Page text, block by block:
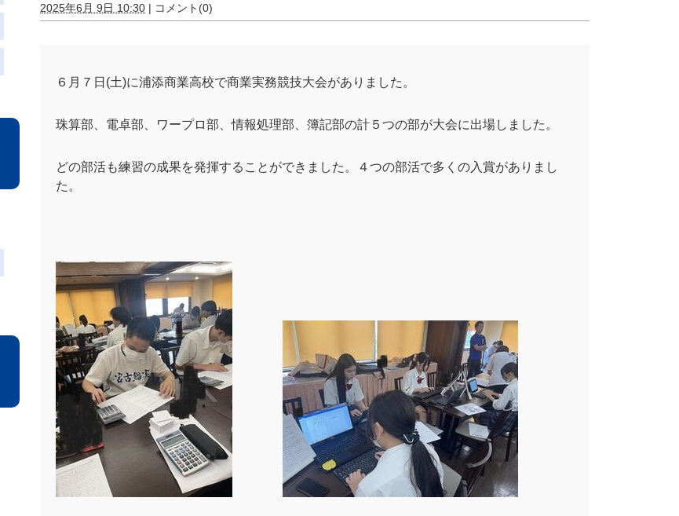
2025年6月 9日 10:30 | コメント(0)
６月７日(土)に浦添商業高校で商業実務競技大会がありました。
珠算部、電卓部、ワープロ部、情報処理部、簿記部の計５つの部が大会に出場しました。
どの部活も練習の成果を発揮することができました。４つの部活で多くの入賞がありまし
た。